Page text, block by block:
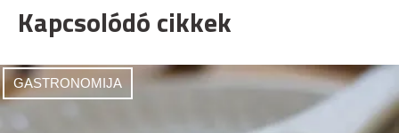
Kapcsolódó cikkek
GASTRONOMIJA